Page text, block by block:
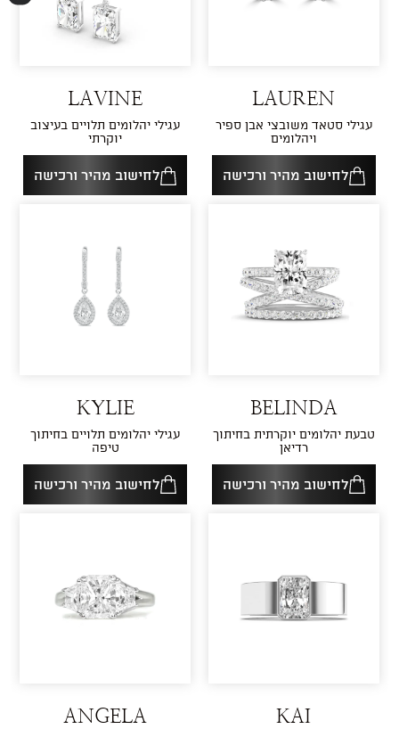
LAUREN
עגילי סטאד משובצי אבן ספיר
ויהלומים
לחישוב מהיר ורכישה
LAVINE
עגילי יהלומים תלויים בעיצוב
יוקרתי
לחישוב מהיר ורכישה
BELINDA
טבעת יהלומים יוקרתית בחיתוך
רדיאן
לחישוב מהיר ורכישה
KYLIE
עגילי יהלומים תלויים בחיתוך
טיפה
לחישוב מהיר ורכישה
KAI
ANGELA